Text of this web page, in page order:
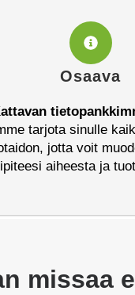
Osaava
tarjota sinulle
jotta voit
aiheesta ja
missaa